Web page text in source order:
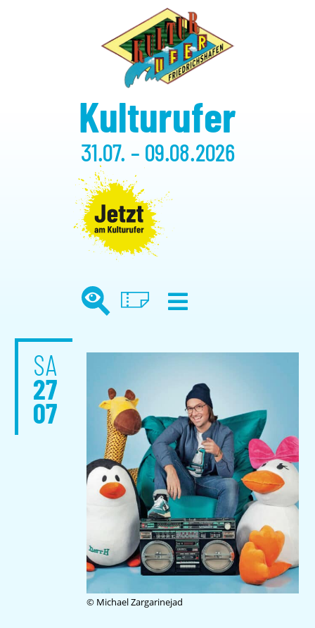
Kulturufer
31.07. – 09.08.2026
SA
27
07
© Michael Zargarinejad